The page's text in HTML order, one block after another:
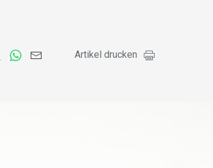
Artikel drucken